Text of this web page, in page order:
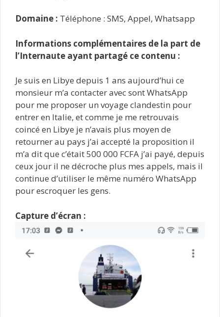
Domaine : Téléphone : SMS, Appel, Whatsapp
Informations complémentaires de la part de
l’Internaute ayant partagé ce contenu :
Je suis en Libye depuis 1 ans aujourd’hui ce
monsieur m’a contacter avec sont WhatsApp
pour me proposer un voyage clandestin pour
entrer en Italie, et comme je me retrouvais
coincé en Libye je n’avais plus moyen de
retourner au pays j’ai accepté la proposition il
m’a dit que c’était 500 000 FCFA j’ai payé, depuis
ceux jour il ne décroche plus mes appels, mais il
continue d’utiliser le même numéro WhatsApp
pour escroquer les gens.
Capture d’écran :